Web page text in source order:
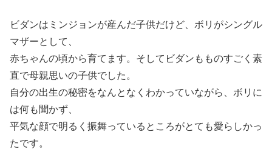
ビダンはミンジョンが産んだ子供だけど、ボリがシングル
マザーとして、
赤ちゃんの頃から育てます。そしてビダンもものすごく素
直で母親思いの子供でした。
自分の出生の秘密をなんとなくわかっていながら、ボリに
は何も聞かず、
平気な顔で明るく振舞っているところがとても愛らしかっ
たです。